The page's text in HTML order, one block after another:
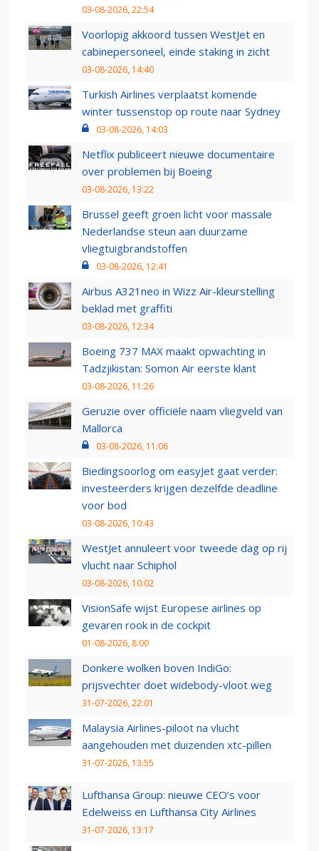
03-08-2026, 22:54
Voorlopig akkoord tussen WestJet en
cabinepersoneel, einde staking in zicht
03-08-2026, 14:40
Turkish Airlines verplaatst komende
winter tussenstop op route naar Sydney
03-08-2026, 14:03
Netflix publiceert nieuwe documentaire
over problemen bij Boeing
03-08-2026, 13:22
Brussel geeft groen licht voor massale
Nederlandse steun aan duurzame
vliegtuigbrandstoffen
03-08-2026, 12:41
Airbus A321neo in Wizz Air-kleurstelling
beklad met graffiti
03-08-2026, 12:34
Boeing 737 MAX maakt opwachting in
Tadzjikistan: Somon Air eerste klant
03-08-2026, 11:26
Geruzie over officiële naam vliegveld van
Mallorca
03-08-2026, 11:06
Biedingsoorlog om easyJet gaat verder:
investeerders krijgen dezelfde deadline
voor bod
03-08-2026, 10:43
WestJet annuleert voor tweede dag op rij
vlucht naar Schiphol
03-08-2026, 10:02
VisionSafe wijst Europese airlines op
gevaren rook in de cockpit
01-08-2026, 8:00
Donkere wolken boven IndiGo:
prijsvechter doet widebody-vloot weg
31-07-2026, 22:01
Malaysia Airlines-piloot na vlucht
aangehouden met duizenden xtc-pillen
31-07-2026, 13:55
Lufthansa Group: nieuwe CEO’s voor
Edelweiss en Lufthansa City Airlines
31-07-2026, 13:17